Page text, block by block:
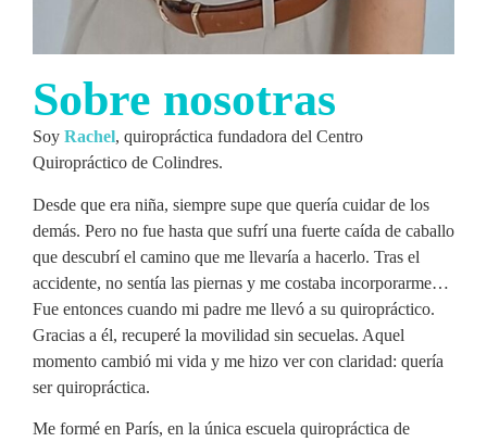
Sobre nosotras
Soy Rachel, quiropráctica fundadora del Centro
Quiropráctico de Colindres.
Desde que era niña, siempre supe que quería cuidar de los
demás. Pero no fue hasta que sufrí una fuerte caída de caballo
que descubrí el camino que me llevaría a hacerlo. Tras el
accidente, no sentía las piernas y me costaba incorporarme…
Fue entonces cuando mi padre me llevó a su quiropráctico.
Gracias a él, recuperé la movilidad sin secuelas. Aquel
momento cambió mi vida y me hizo ver con claridad: quería
ser quiropráctica.
Me formé en París, en la única escuela quiropráctica de